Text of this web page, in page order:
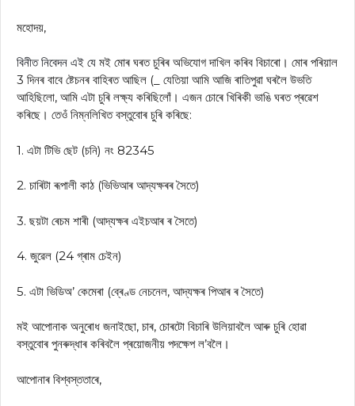
মহোদয়,
বিনীত নিবেদন এই যে মই মোৰ ঘৰত চুৰিৰ অভিযোগ দাখিল কৰিব বিচাৰো। মোৰ পৰিয়াল
3 দিনৰ বাবে ষ্টেচনৰ বাহিৰত আছিল (_ যেতিয়া আমি আজি ৰাতিপুৱা ঘৰলৈ উভতি
আহিছিলো, আমি এটা চুৰি লক্ষ্য কৰিছিলোঁ। এজন চোৰে খিৰিকী ভাঙি ঘৰত প্ৰৱেশ
কৰিছে। তেওঁ নিম্নলিখিত বস্তুবোৰ চুৰি কৰিছে:
1. এটা টিভি ছেট (চনি) নং 82345
2. চাৰিটা ৰূপালী কাঠ (ভিভিআৰ আদ্যক্ষৰৰ সৈতে)
3. ছয়টা ৰেচম শাৰী (আদ্যক্ষৰ এইচআৰ ৰ সৈতে)
4. জুৱেল (24 গ্ৰাম চেইন)
5. এটা ভিডিঅ’ কেমেৰা (ব্ৰেণ্ড নেচনেল, আদ্যক্ষৰ পিআৰ ৰ সৈতে)
মই আপোনাক অনুৰোধ জনাইছো, চাৰ, চোৰটো বিচাৰি উলিয়াবলৈ আৰু চুৰি হোৱা
বস্তুবোৰ পুনৰুদ্ধাৰ কৰিবলৈ প্ৰয়োজনীয় পদক্ষেপ ল’বলৈ।
আপোনাৰ বিশ্বস্ততাৰে,